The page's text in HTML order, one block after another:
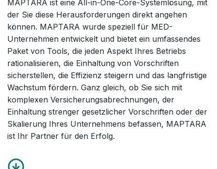
MAPTARA ist eine All-in-One-Core-Systemlösung, mit
der Sie diese Herausforderungen direkt angehen
können. MAPTARA wurde speziell für MED-
Unternehmen entwickelt und bietet ein umfassendes
Paket von Tools, die jeden Aspekt Ihres Betriebs
rationalisieren, die Einhaltung von Vorschriften
sicherstellen, die Effizienz steigern und das langfristige
Wachstum fördern. Ganz gleich, ob Sie sich mit
komplexen Versicherungsabrechnungen, der
Einhaltung strenger gesetzlicher Vorschriften oder der
Skalierung Ihres Unternehmens befassen, MAPTARA
ist Ihr Partner für den Erfolg.